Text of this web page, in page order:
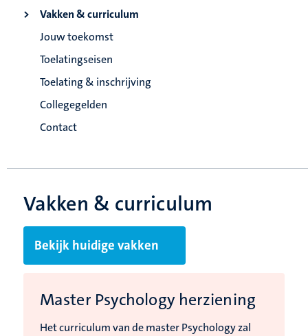
Vakken & curriculum
Jouw toekomst
Toelatingseisen
Toelating & inschrijving
Collegegelden
Contact
Vakken & curriculum
Bekijk huidige vakken
Master Psychology herziening
Het curriculum van de master Psychology zal